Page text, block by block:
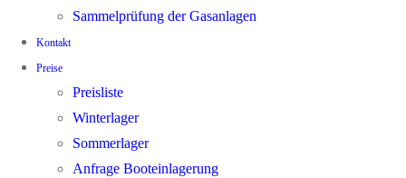
Sammelprüfung der Gasanlagen
Kontakt
Preise
Preisliste
Winterlager
Sommerlager
Anfrage Booteinlagerung